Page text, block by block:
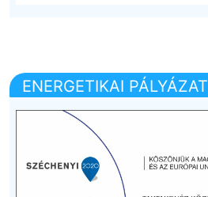
ENERGETIKAI PÁLYÁZAT